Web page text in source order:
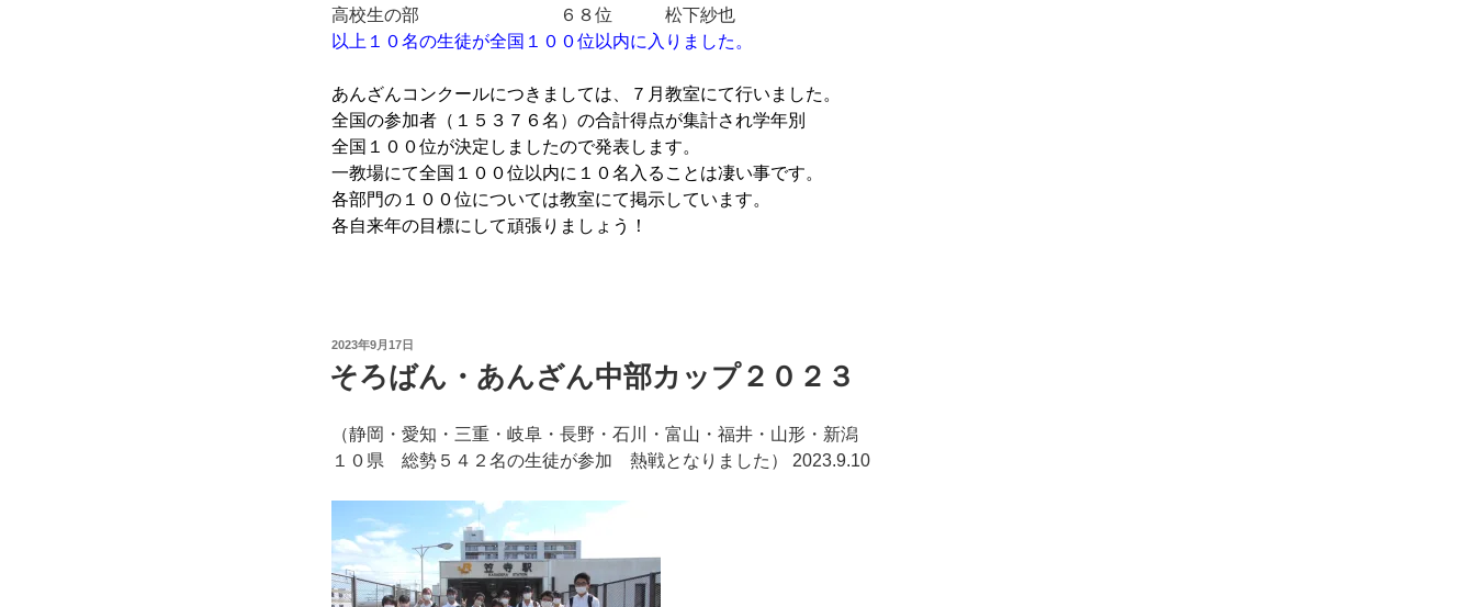
高校生の部 ６８位 松下紗也
以上１０名の生徒が全国１００位以内に入りました。
あんざんコンクールにつきましては、７月教室にて行いました。
全国の参加者（１５３７６名）の合計得点が集計され学年別
全国１００位が決定しましたので発表します。
一教場にて全国１００位以内に１０名入ることは凄い事です。
各部門の１００位については教室にて掲示しています。
各自来年の目標にして頑張りましょう！
投
日:
2023年9月17日
そろばん・あんざん中部カップ２０２３
（静岡・愛知・三重・岐阜・長野・石川・富山・福井・山形・新潟
１０県 総勢５４２名の生徒が参加 熱戦となりました） 2023.9.10